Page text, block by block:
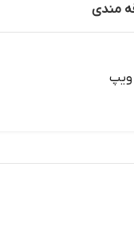
مندی
ویپ